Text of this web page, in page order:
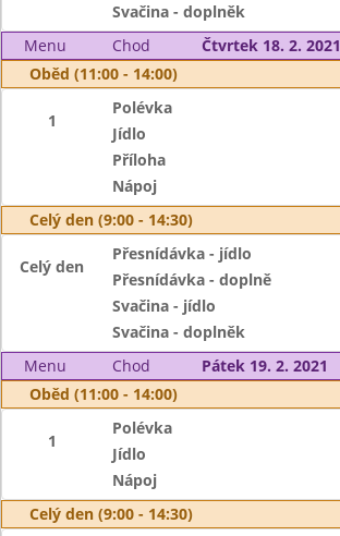
Svačina - doplněk
Menu
Chod
Čtvrtek 18. 2. 2021
Oběd (11:00 - 14:00)
1
Polévka
Jídlo
Příloha
Nápoj
Celý den (9:00 - 14:30)
Celý den
Přesnídávka - jídlo
Přesnídávka - doplně
Svačina - jídlo
Svačina - doplněk
Menu
Chod
Pátek 19. 2. 2021
Oběd (11:00 - 14:00)
1
Polévka
Jídlo
Nápoj
Celý den (9:00 - 14:30)